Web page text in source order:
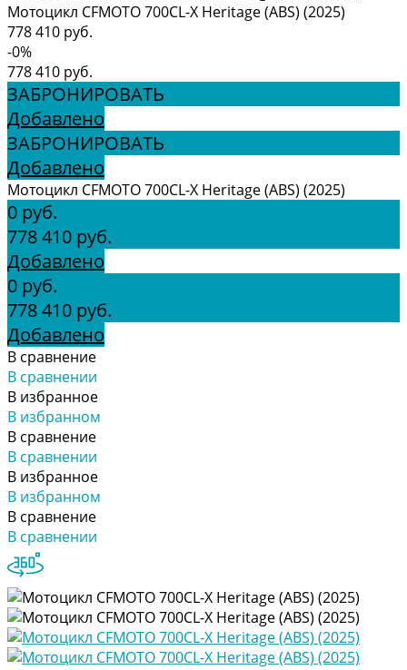
Мотоцикл CFMOTO 700CL-X Heritage (ABS) (2025)
778 410 руб.
-0%
778 410 руб.
ЗАБРОНИРОВАТЬ
Добавлено
ЗАБРОНИРОВАТЬ
Добавлено
Мотоцикл CFMOTO 700CL-X Heritage (ABS) (2025)
0 руб.
778 410 руб.
Добавлено
0 руб.
778 410 руб.
Добавлено
В сравнение
В сравнении
В избранное
В избранном
В сравнение
В сравнении
В избранное
В избранном
В сравнение
В сравнении